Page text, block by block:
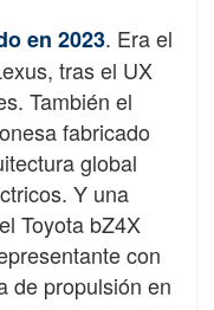
en 2023. Era el
tras el UX
También el
fabricado
global
Y una
Toyota bZ4X
con
de propulsión en